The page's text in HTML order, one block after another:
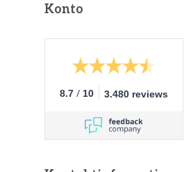
Konto
8.7 / 10 3.480 reviews